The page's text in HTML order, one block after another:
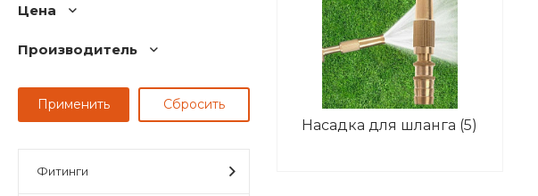
Цена
Производитель
Фитинги
Насадка для шланга (5)